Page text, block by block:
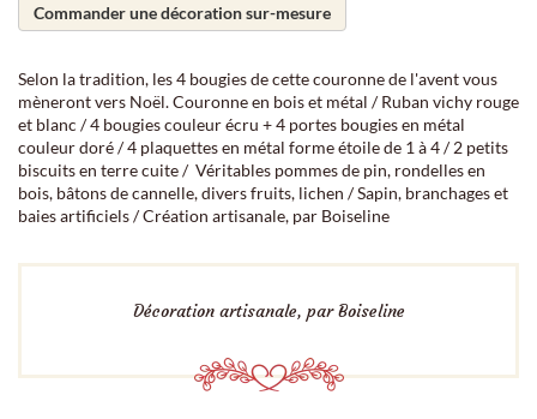
Commander une décoration sur-mesure
Selon la tradition, les 4 bougies de cette couronne de l'avent vous
mèneront vers Noël. Couronne en bois et métal / Ruban vichy rouge
et blanc / 4 bougies couleur écru + 4 portes bougies en métal
couleur doré / 4 plaquettes en métal forme étoile de 1 à 4 / 2 petits
biscuits en terre cuite / Véritables pommes de pin, rondelles en
bois, bâtons de cannelle, divers fruits, lichen / Sapin, branchages et
baies artificiels / Création artisanale, par Boiseline
Décoration artisanale, par Boiseline